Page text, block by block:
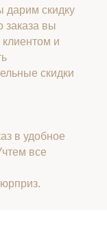
скидку
заказа вы
и
скидки
в удобное
все